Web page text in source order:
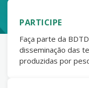
PARTICIPE
Faça parte da
disseminação das
produzidas por